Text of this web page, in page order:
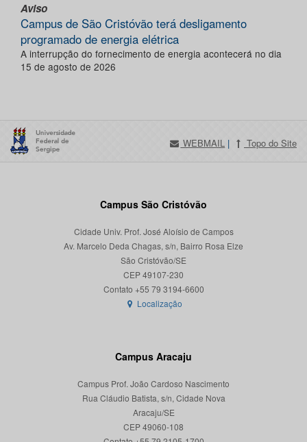
Aviso
Campus de São Cristóvão terá desligamento
programado de energia elétrica
A interrupção do fornecimento de energia acontecerá no dia
15 de agosto de 2026
WEBMAIL | Topo do Site
Campus São Cristóvão
Cidade Univ. Prof. José Aloísio de Campos
Av. Marcelo Deda Chagas, s/n, Bairro Rosa Elze
São Cristóvão/SE
CEP 49107-230
Localização
Campus Aracaju
Campus Prof. João Cardoso Nascimento
Rua Cláudio Batista, s/n, Cidade Nova
Aracaju/SE
CEP 49060-108